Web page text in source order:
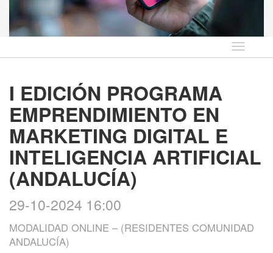
Idioma
I EDICIÓN PROGRAMA
EMPRENDIMIENTO EN
MARKETING DIGITAL E
INTELIGENCIA ARTIFICIAL
(ANDALUCÍA)
29-10-2024 16:00
MODALIDAD ONLINE – (RESIDENTES COMUNIDAD
ANDALUCÍA)